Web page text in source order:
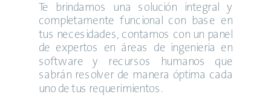
Te brindamos una solución integral y
completamente funcional con base en
tus necesidades, contamos con un panel
de expertos en áreas de ingeniería en
software y recursos humanos que
sabrán resolver de manera óptima cada
uno de tus requerimientos.